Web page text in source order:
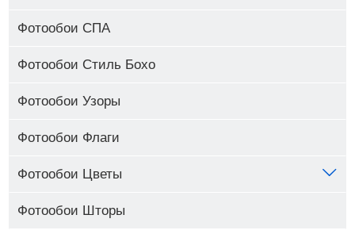
Фотообои СПА
Фотообои Стиль Бохо
Фотообои Узоры
Фотообои Флаги
Фотообои Цветы
Фотообои Шторы